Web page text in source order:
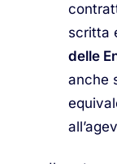
scritta
delle
anche